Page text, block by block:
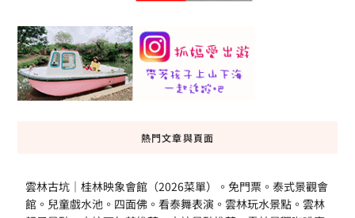
熱門文章與頁面
雲林古坑｜桂林映象會館（2026菜單）。免門票。泰式景觀會
館。兒童戲水池。四面佛。看泰舞表演。雲林玩水景點。雲林